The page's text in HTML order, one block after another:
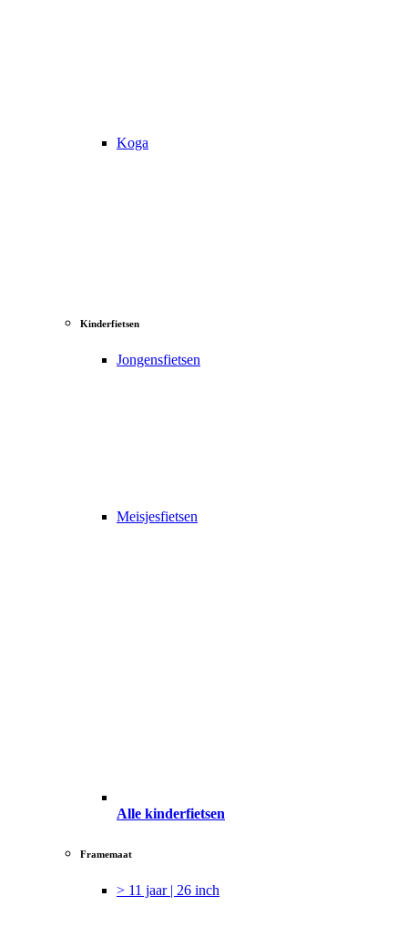
Koga
Kinderfietsen
Jongensfietsen
Meisjesfietsen
Alle kinderfietsen
Framemaat
> 11 jaar | 26 inch